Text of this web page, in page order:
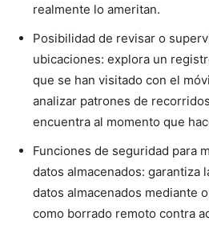
realmente lo ameritan.
Posibilidad de revisar o
ubicaciones: explora un
que se han visitado con el
analizar patrones de
encuentra al momento que
Funciones de seguridad para
datos almacenados: garantiza
datos almacenados mediante
como borrado remoto contra